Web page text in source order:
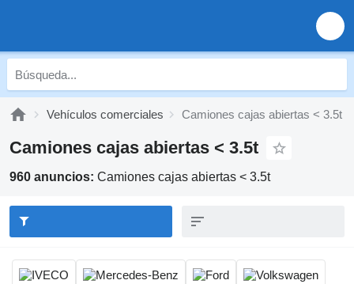
Vehículos comerciales Camiones cajas abiertas < 3.5t
Camiones cajas abiertas < 3.5t
960 anuncios: Camiones cajas abiertas < 3.5t